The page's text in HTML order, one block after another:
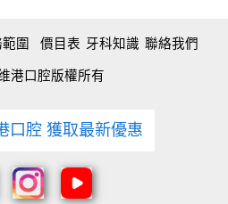
圍 價目表 牙科知識 聯絡我們
港口腔版權所有
口腔 獲取最新優惠